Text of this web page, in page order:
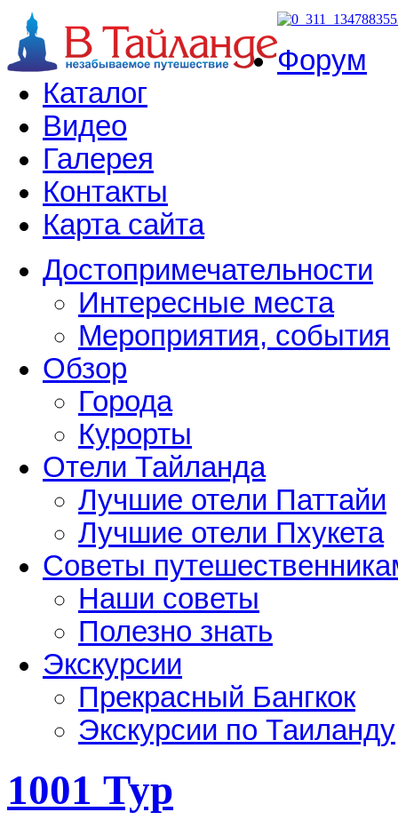
Форум
Каталог
Видео
Галерея
Контакты
Карта сайта
Достопримечательности
Интересные места
Мероприятия, события
Обзор
Города
Курорты
Отели Тайланда
Лучшие отели Паттайи
Лучшие отели Пхукета
Советы
Наши советы
Полезно знать
Экскурсии
Прекрасный Бангкок
Экскурсии по Таиланду
1001 Тур